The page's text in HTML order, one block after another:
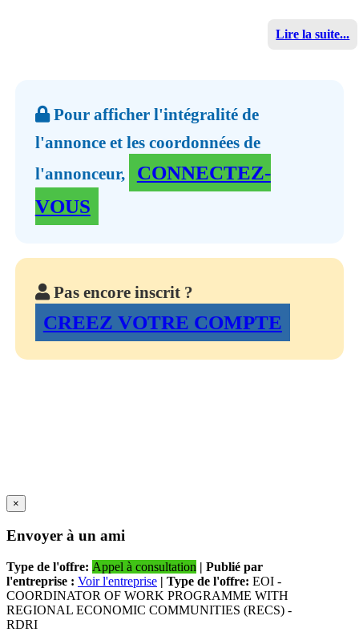
Lire la suite...
Pour afficher l'intégralité de
l'annonce et les coordonnées de
l'annonceur,
CONNECTEZ-
VOUS
Pas encore inscrit ?
CREEZ VOTRE COMPTE
×
Envoyer à un ami
Type de l'offre: Appel à consultation | Publié par
l'entreprise : Voir l'entreprise | Type de l'offre: EOI -
COORDINATOR OF WORK PROGRAMME WITH
REGIONAL ECONOMIC COMMUNITIES (RECS) -
RDRI